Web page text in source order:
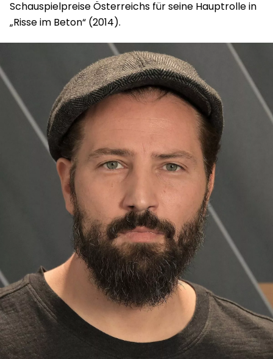
Schauspielpreise Österreichs für seine Hauptrolle in
„Risse im Beton“ (2014).